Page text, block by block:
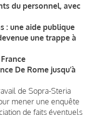
du personnel, avec
: une aide publique
une trappe à
De Rome jusqu’à
de Sopra-Steria
mener une enquête
de faits éventuels